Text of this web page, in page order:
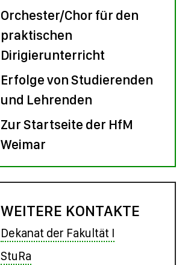
Orchester/Chor für den
praktischen
Dirigierunterricht
Erfolge von Studierenden
und Lehrenden
Zur Startseite der HfM
Weimar
WEITERE KONTAKTE
Dekanat der Fakultät I
StuRa